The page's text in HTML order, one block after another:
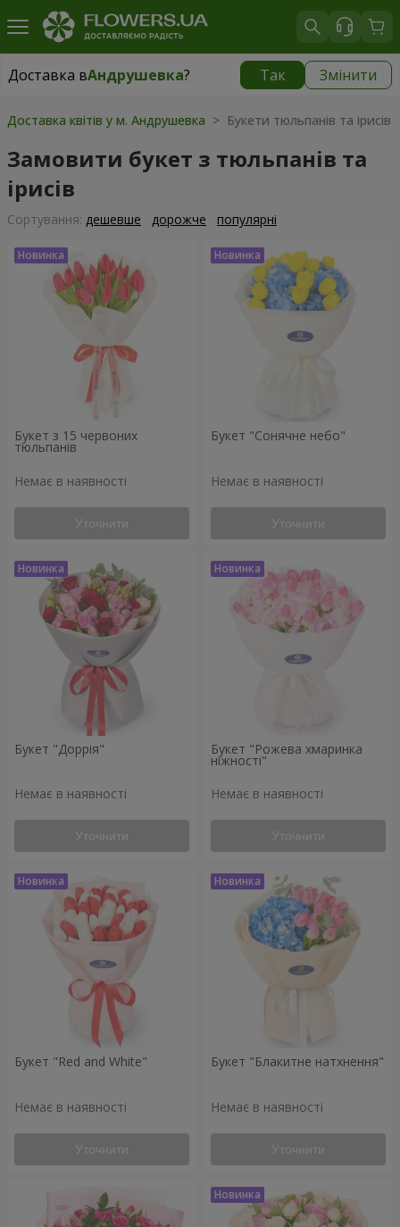
Доставка вАндрушевка? Так Змінити
Доставка вАндрушевка|
Доставка квітів у м. Андрушевка > Букети тюльпанів та ірисів
Замовити букет з тюльпанів та
ірисів
Сортування: дешевше дорожче популярні
Букет з 15 червоних
тюльпанів
Немає в наявності
Уточнити
Букет "Сонячне небо"
Немає в наявності
Уточнити
Букет "Доррія"
Немає в наявності
Уточнити
Букет "Рожева хмаринка
ніжності"
Немає в наявності
Уточнити
Букет "Red and White"
Немає в наявності
Уточнити
Букет "Блакитне натхнення"
Немає в наявності
Уточнити